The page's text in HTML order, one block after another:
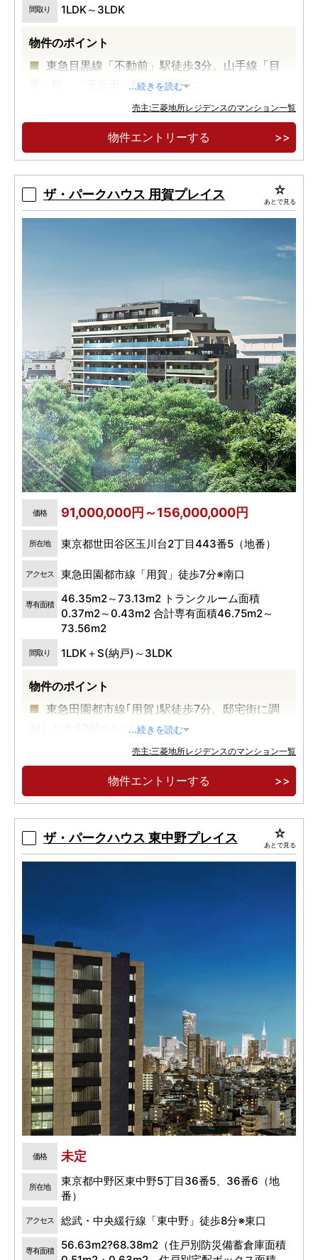
間取り 1LDK～3LDK
物件のポイント
東急目黒線「不動前」駅徒歩3分。山手線「目
黒」駅、「五反田」駅が徒歩圏に。
目黒川や林試の森公園など都心にいながら自然
を感じられる立地。
南西向き2LDK・3LDKを中心とした配棟計画。
規模レジデンス。
...続きを読む
売主:三菱地所レジデンスのマンション一覧
物件エントリーする
ザ・パークハウス 用賀プレイス あとで見る
価格 91,000,000円～156,000,000円
所在地 東京都世田谷区玉川台2丁目443番5（地番）
アクセス 東急田園都市線「用賀」徒歩7分※南口
専有面積
46.35m2～73.13m2 トランクルーム面積
0.37m2～0.43m2 合計専有面積46.75m2～
73.56m2
間取り 1LDK＋S(納戸)～3LDK
物件のポイント
東急田園都市線｢用賀｣駅徒歩7分、邸宅街に調
和した全83邸のレジデンス
全邸東向き1LDK+S(納戸)～3LDK、多様なライ
フスタイルに寄り添うプランをご用意
「渋谷」駅･「大手町」駅直通のフットワーク
...続きを読む
売主:三菱地所レジデンスのマンション一覧
物件エントリーする
ザ・パークハウス 東中野プレイス あとで見る
価格 未定
所在地
東京都中野区東中野5丁目36番5、36番6（地
番）
アクセス 総武・中央緩行線「東中野」徒歩8分※東口
専有面積
56.63m2?68.38m2（住戸別防災備蓄倉庫面積